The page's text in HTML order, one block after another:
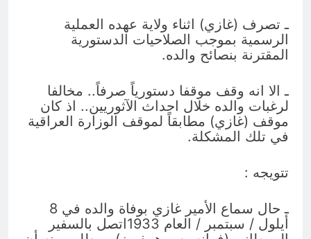
ـ تصرف (غازي) اثناء ولاية عهده العملية
الرسمية بموجب الصلاحيات الدستورية
المقترنة بنصائح والده.
ـ الا انه وقف موقفا دستورياً صرفاً.. مخالفا
لرغبات والده خلال احداث الآثوريين.. اذ كان
موقف (غازي) مطابقاً لموقف الوزارة العراقية
في تلك المشكلة.
تتويجه :
ـ حال سماع الأمير غازي بوفاة والده في 8
أيلول / سبتمبر / العام 1933اتصل بالسفير